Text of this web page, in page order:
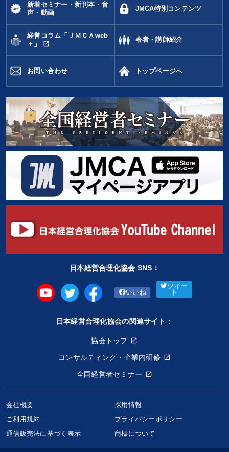
新着セミナー・新刊本・音
声・動画
JMCA特別コンテンツ
経営コラム「ＪＭＣＡweb
＋」
open_in_new
著者・講師紹介
お問い合わせ トップページへ
日本経営合理化協会 SNS：
いいね
ツイー
ト
日本経営合理化協会の関連サイト：
協会トップ
コンサルティング・企業内研修
全国経営者セミナー
会社概要
採用情報
ご利用規約
プライバシーポリシー
通信販売法に基づく表示
商標について